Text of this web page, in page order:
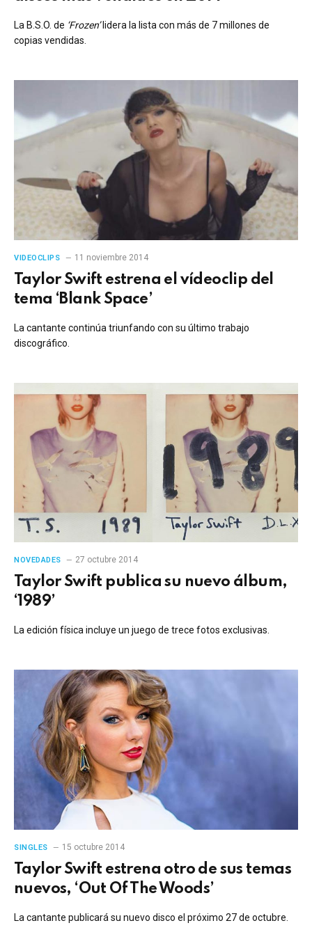
La B.S.O. de ‘Frozen’lidera la lista con más de 7 millones de
copias vendidas.
VIDEOCLIPS 11 noviembre 2014
Taylor Swift estrena el vídeoclip del
tema ‘Blank Space’
La cantante continúa triunfando con su último trabajo
discográfico.
NOVEDADES 27 octubre 2014
Taylor Swift publica su nuevo álbum,
‘1989’
La edición física incluye un juego de trece fotos exclusivas.
SINGLES 15 octubre 2014
Taylor Swift estrena otro de sus temas
nuevos, ‘Out Of The Woods’
La cantante publicará su nuevo disco el próximo 27 de octubre.